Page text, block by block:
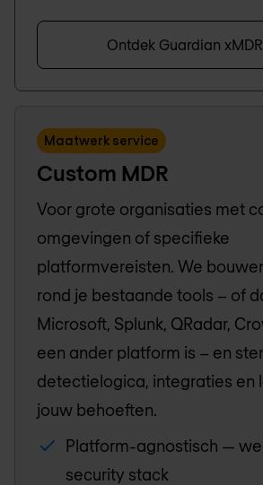
Ontdek Guardian xMDR
Maatwerk service
Custom MDR
Voor grote organisaties met
omgevingen of specifieke
platformvereisten. We
rond je bestaande tools – of
Microsoft, Splunk, QRadar,
een ander platform is – en
detectielogica, integraties en
jouw behoeften.
Platform-agnostisch —
security stack